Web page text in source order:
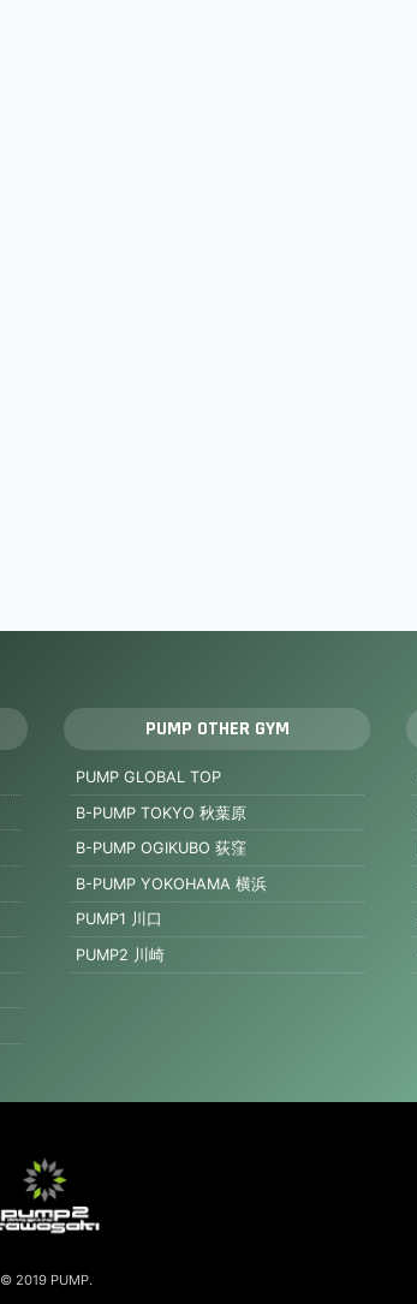
PUMP OTHER GYM
PUMP GLOBAL TOP
B-PUMP TOKYO 秋葉原
B-PUMP OGIKUBO 荻窪
B-PUMP YOKOHAMA 横浜
PUMP1 川口
PUMP2 川崎
© 2019 PUMP.